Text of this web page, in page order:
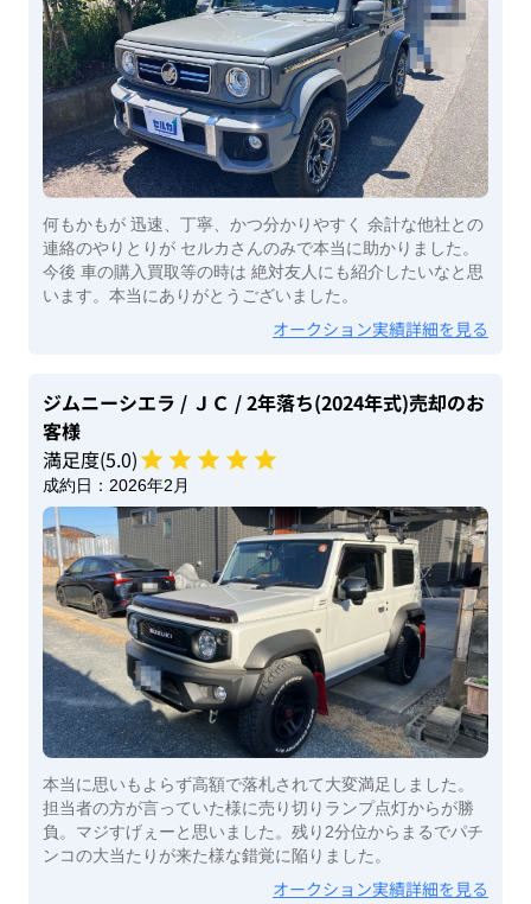
何もかもが 迅速、丁寧、かつ分かりやすく 余計な他社との
連絡のやりとりが セルカさんのみで本当に助かりました。
今後 車の購入買取等の時は 絶対友人にも紹介したいなと思
います。本当にありがとうございました。
オークション実績詳細を見る
ジムニーシエラ / ＪＣ / 2年落ち(2024年式)売却のお
客様
満足度(5.0)
成約日： 2026年2月
本当に思いもよらず高額で落札されて大変満足しました。
担当者の方が言っていた様に売り切りランプ点灯からが勝
負。マジすげぇーと思いました。残り2分位からまるでパチ
ンコの大当たりが来た様な錯覚に陥りました。
オークション実績詳細を見る